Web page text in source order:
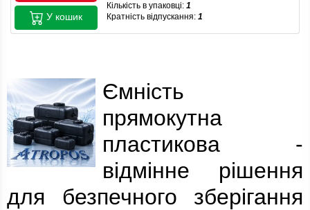
Кількість в упаковці: 1
Кратність відпускання: 1
У кошик
Ємність
прямокутна
пластикова -
відмінне рішення
для безпечного зберігання